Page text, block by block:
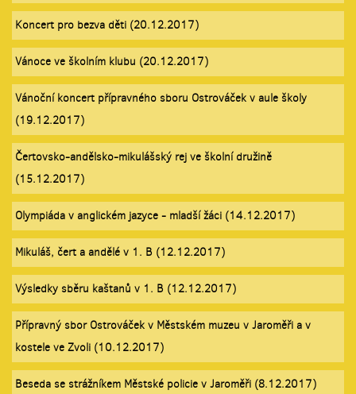
Koncert pro bezva děti (20.12.2017)
Vánoce ve školním klubu (20.12.2017)
Vánoční koncert přípravného sboru Ostrováček v aule školy
(19.12.2017)
Čertovsko-andělsko-mikulášský rej ve školní družině
(15.12.2017)
Olympiáda v anglickém jazyce - mladší žáci (14.12.2017)
Mikuláš, čert a andělé v 1. B (12.12.2017)
Výsledky sběru kaštanů v 1. B (12.12.2017)
Přípravný sbor Ostrováček v Městském muzeu v Jaroměři a v
kostele ve Zvoli (10.12.2017)
Beseda se strážníkem Městské policie v Jaroměři (8.12.2017)